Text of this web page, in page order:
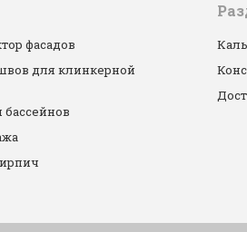
фасадов
для клинкерной